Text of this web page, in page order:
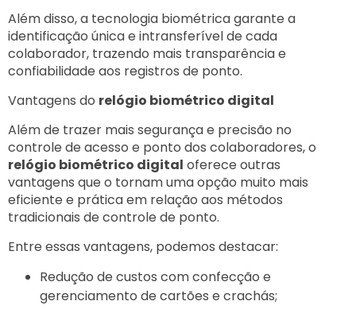
Além disso, a tecnologia biométrica garante a
identificação única e intransferível de cada
colaborador, trazendo mais transparência e
confiabilidade aos registros de ponto.
Vantagens do relógio biométrico digital
Além de trazer mais segurança e precisão no
controle de acesso e ponto dos colaboradores, o
relógio biométrico digital oferece outras
vantagens que o tornam uma opção muito mais
eficiente e prática em relação aos métodos
tradicionais de controle de ponto.
Entre essas vantagens, podemos destacar:
Redução de custos com confecção e
gerenciamento de cartões e crachás;